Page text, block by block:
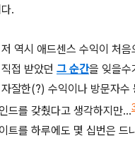
.
역시 애드센스 수익이 처
접 받았던 그 순간을 잊을수
잘한(?) 수익이나 방문자수
드를 갖췄다고 생각하지만...
트를 하루에도 몇 십번은 드